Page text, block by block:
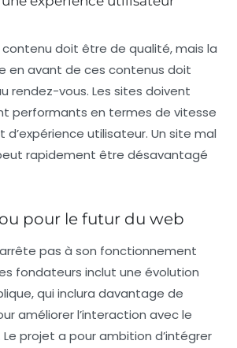
doit être de qualité, mais la
en avant de ces contenus doit
rendez-vous. Les sites doivent
performants en termes de vitesse
utilisateur. Un site mal
rapidement être désavantagé
pour le futur du web
pas à son fonctionnement
fondateurs inclut une évolution
, qui inclura davantage de
améliorer l’interaction avec le
projet a pour ambition d’intégrer